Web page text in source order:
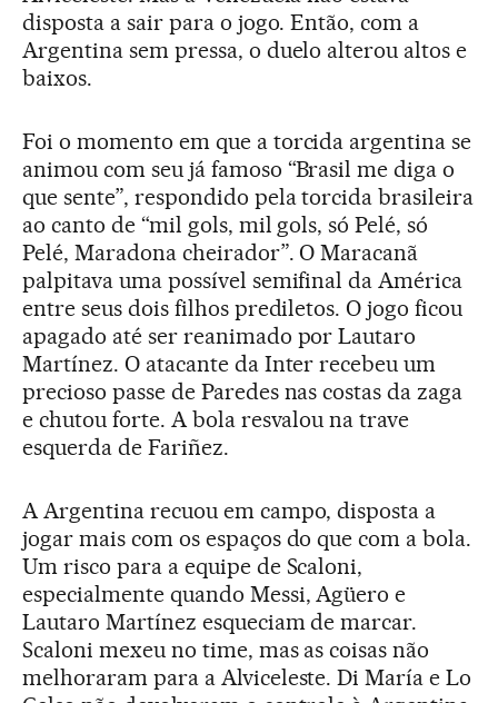
disposta a sair para o jogo. Então, com a
Argentina sem pressa, o duelo alterou altos e
baixos.
Foi o momento em que a torcida argentina se
animou com seu já famoso “Brasil me diga o
que sente”, respondido pela torcida brasileira
ao canto de “mil gols, mil gols, só Pelé, só
Pelé, Maradona cheirador”. O Maracanã
palpitava uma possível semifinal da América
entre seus dois filhos prediletos. O jogo ficou
apagado até ser reanimado por Lautaro
Martínez. O atacante da Inter recebeu um
precioso passe de Paredes nas costas da zaga
e chutou forte. A bola resvalou na trave
esquerda de Fariñez.
A Argentina recuou em campo, disposta a
jogar mais com os espaços do que com a bola.
Um risco para a equipe de Scaloni,
especialmente quando Messi, Agüero e
Lautaro Martínez esqueciam de marcar.
Scaloni mexeu no time, mas as coisas não
melhoraram para a Alviceleste. Di María e Lo